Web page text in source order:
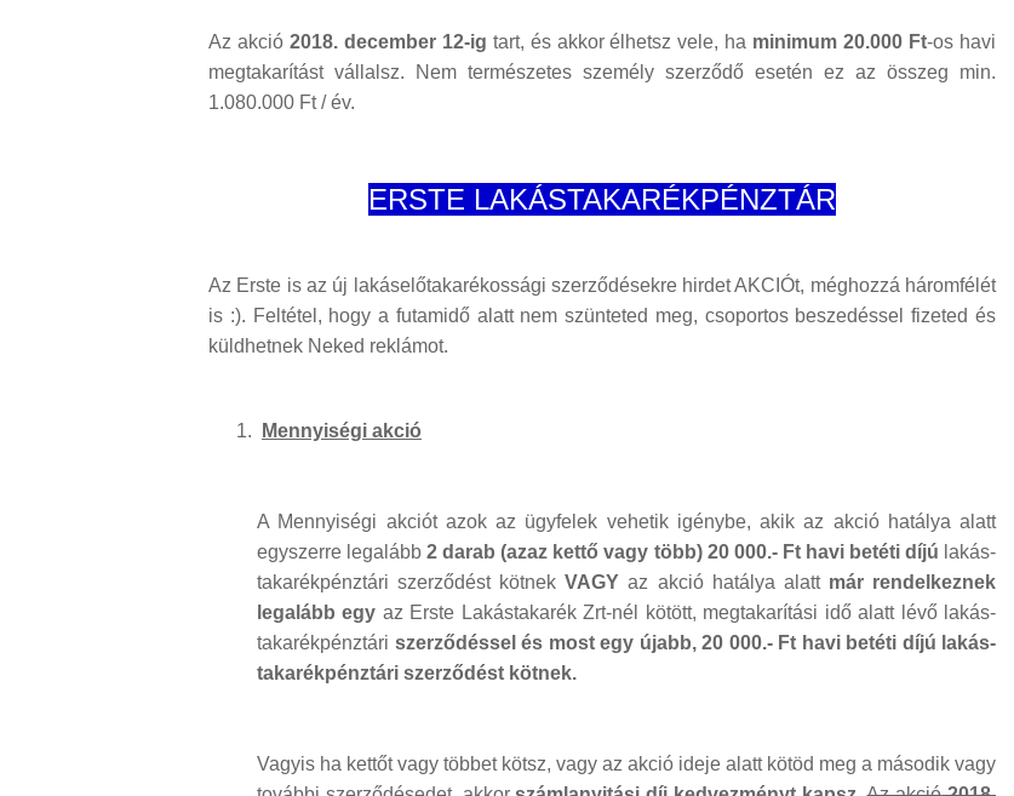
Az akció 2018. december 12-ig tart, és akkor élhetsz vele, ha minimum 20.000 Ft-os havi
megtakarítást vállalsz. Nem természetes személy szerződő esetén ez az összeg min.
1.080.000 Ft / év.
ERSTE LAKÁSTAKARÉKPÉNZTÁR
Az Erste is az új lakáselőtakarékossági szerződésekre hirdet AKCIÓt, méghozzá háromfélét
is :). Feltétel, hogy a futamidő alatt nem szünteted meg, csoportos beszedéssel fizeted és
küldhetnek Neked reklámot.
Mennyiségi akció
A Mennyiségi akciót azok az ügyfelek vehetik igénybe, akik az akció hatálya alatt
egyszerre legalább2 darab (azaz kettő vagy több) 20 000.- Ft havi betéti díjú lakás-
takarékpénztári szerződést kötnekVAGYaz akció hatálya alatt már rendelkeznek
legalább egy az Erste Lakástakarék Zrt-nél kötött, megtakarítási idő alatt lévő lakás-
takarékpénztári szerződéssel és most egy újabb, 20 000.- Ft havi betéti díjú lakás-
takarékpénztári szerződést kötnek.
Vagyis ha kettőt vagy többet kötsz, vagy az akció ideje alatt kötöd meg a második vagy